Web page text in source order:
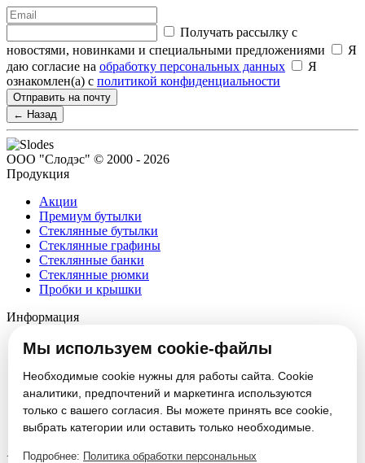
Получать рассылку с
новостями, новинками и специальными предложениями
Я
даю согласие на обработку персональных данных
Я
ознакомлен(а) с политикой конфиденциальности
Отправить на почту
← Назад
ООО "Слодэс" © 2000 - 2026
Продукция
Акции
Премиум бутылки
Стеклянные бутылки
Стеклянные графины
Стеклянные банки
Стеклянные рюмки
Пробки и крышки
Информация
О компании
Новости
Блог
Вакансии
Контакты
Настроить cookie
Мы используем cookie-файлы
Необходимые cookie нужны для работы сайта. Cookie
аналитики, предпочтений и маркетинга используются
только с вашего согласия. Вы можете принять все cookie,
выбрать категории или оставить только необходимые.
Подробнее: Политика обработки персональных